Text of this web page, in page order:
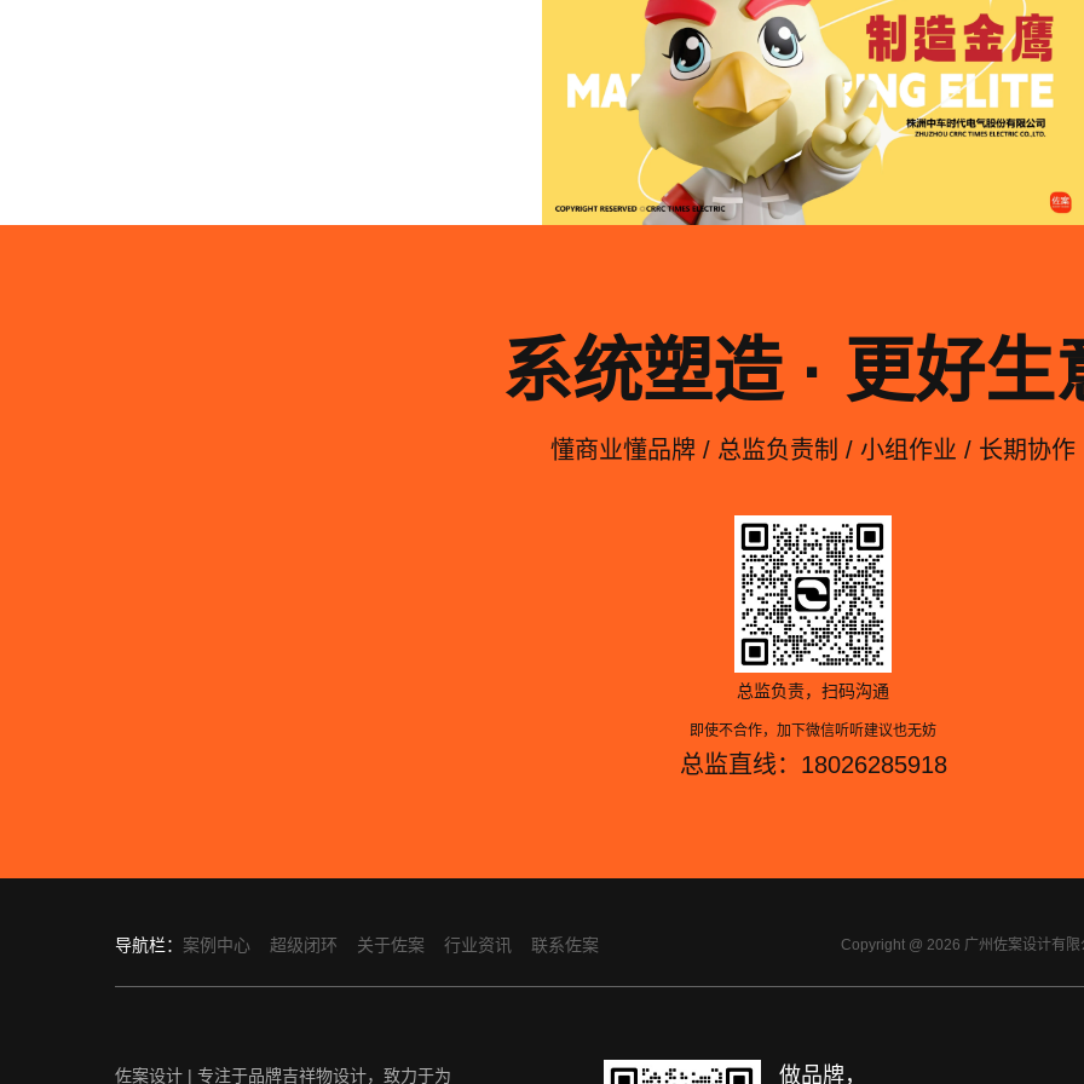
系统塑造 · 更好生
懂商业懂品牌 / 总监负责制 / 小组作业 / 长期协作
总监负责，扫码沟通
即使不合作，加下微信听听建议也无妨
总监直线：18026285918
导航栏： 案例中心 超级闭环 关于佐案 行业资讯 联系佐案 Copyright @ 2026 广州佐案设计有
佐案设计 | 专注于品牌吉祥物设计，致力于为 做品牌，